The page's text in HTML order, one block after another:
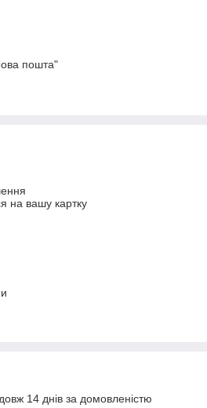
пошта"
на вашу картку
14 днів за домовленістю